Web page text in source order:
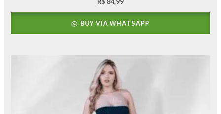
BUY VIA WHATSAPP